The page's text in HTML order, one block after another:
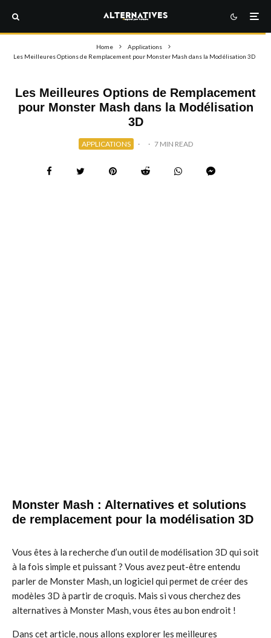
Home
Applications
Les Meilleures Options de Remplacement pour Monster Mash dans la Modélisation 3D
Les Meilleures Options de Remplacement
pour Monster Mash dans la Modélisation
3D
APPLICATIONS · · 7 MIN READ
Monster Mash : Alternatives et solutions
de remplacement pour la modélisation 3D
Vous êtes à la recherche d’un outil de modélisation 3D qui soit
à la fois simple et puissant ? Vous avez peut-être entendu
parler de Monster Mash, un logiciel qui permet de créer des
modèles 3D à partir de croquis. Mais si vous cherchez des
alternatives à Monster Mash, vous êtes au bon endroit !
Dans cet article, nous allons explorer les meilleures